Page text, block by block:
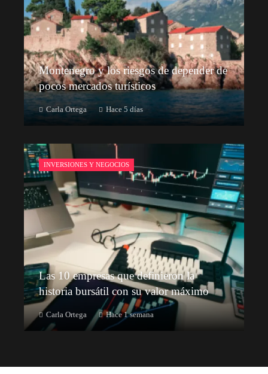
Montenegro y los riesgos de depender de
pocos mercados turísticos
Carla Ortega Hace 5 días
INVERSIONES Y NEGOCIOS
Las 10 empresas que definieron la
historia bursátil con su valor máximo
Carla Ortega Hace 1 semana